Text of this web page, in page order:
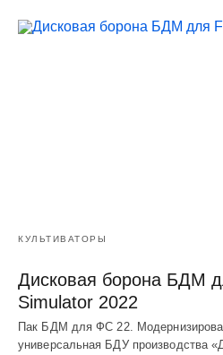
КУЛЬТИВАТОРЫ
Дисковая борона БДМ
Simulator 2022
Пак БДМ для ФС 22.
универсальная БДУ производства